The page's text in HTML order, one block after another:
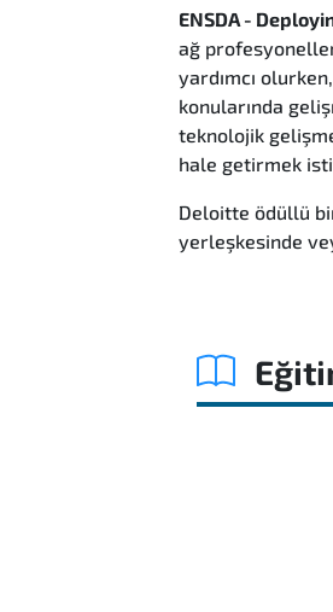
ENSDA -
ağ
yardımcı
konularında
teknolojik
hale getirmek
Deloitte ödüllü
yerleşkesinde